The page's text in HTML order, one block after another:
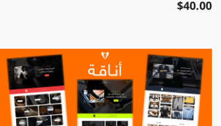
$40.00